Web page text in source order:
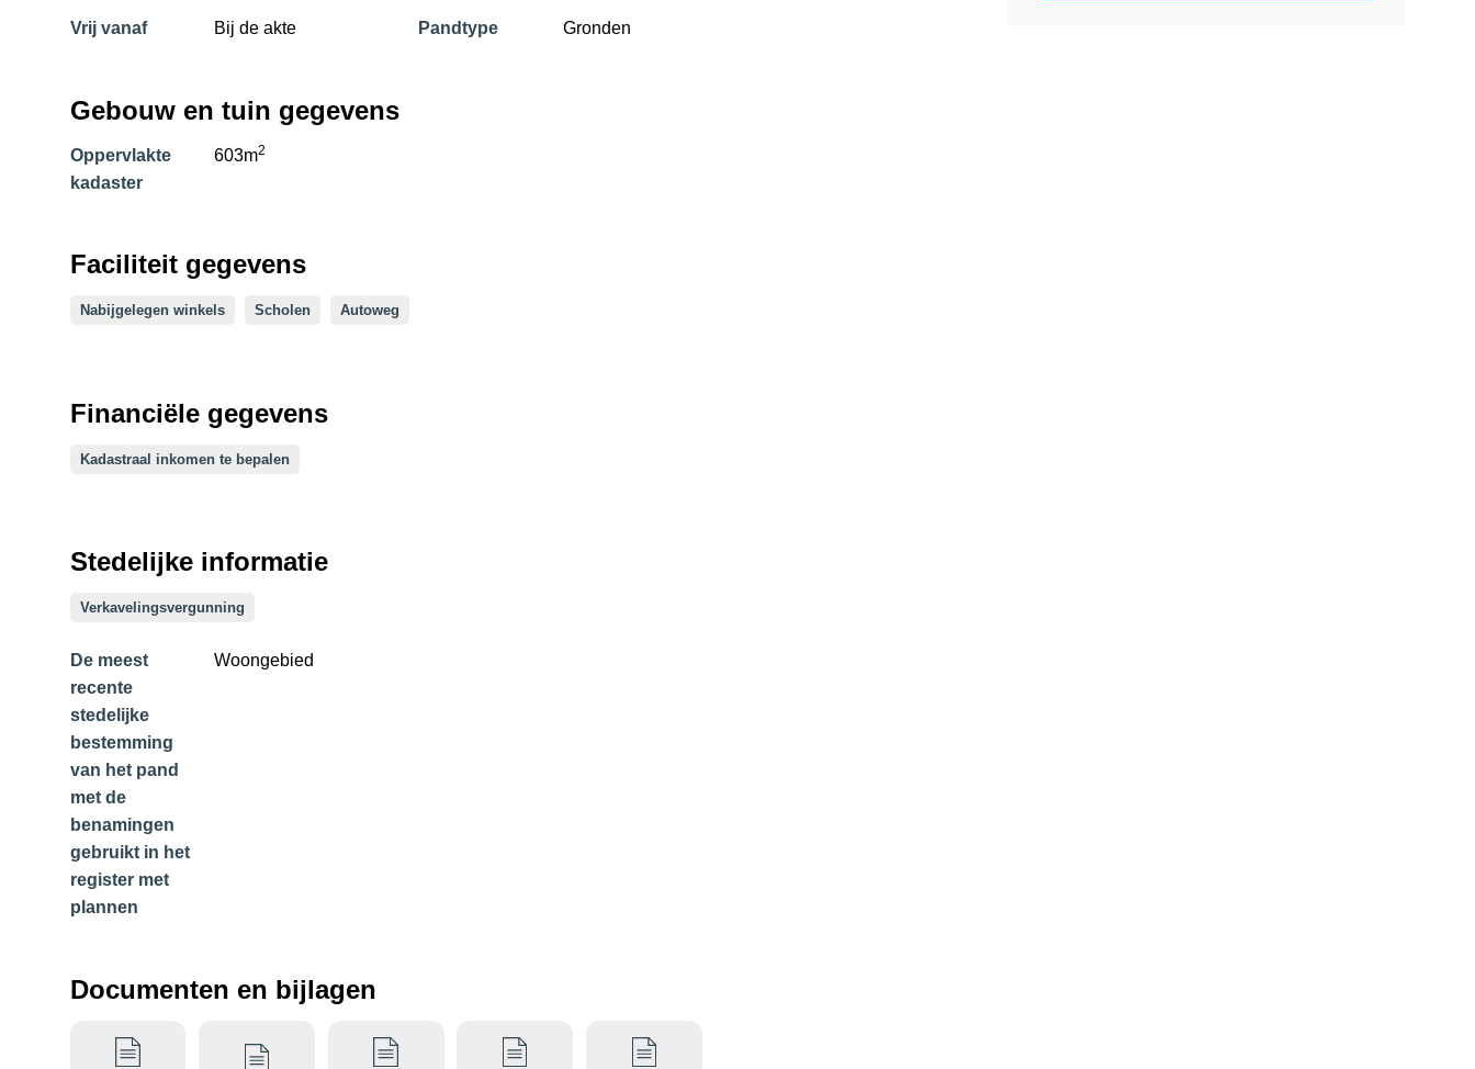
Vrij vanaf Bij de akte Pandtype Gronden
Gebouw en tuin gegevens
Oppervlakte
kadaster
603m2
Faciliteit gegevens
Nabijgelegen winkels Scholen Autoweg
Financiële gegevens
Kadastraal inkomen te bepalen
Stedelijke informatie
Verkavelingsvergunning
De meest
recente
stedelijke
bestemming
van het pand
met de
benamingen
gebruikt in het
register met
plannen
Woongebied
Documenten en bijlagen